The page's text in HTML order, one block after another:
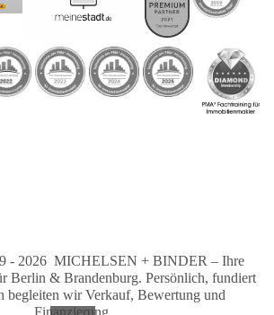
- 2026 MICHELSEN + BINDER – Ihre
Berlin & Brandenburg. Persönlich, fundiert
begleiten wir Verkauf, Bewertung und
Finanzierung.